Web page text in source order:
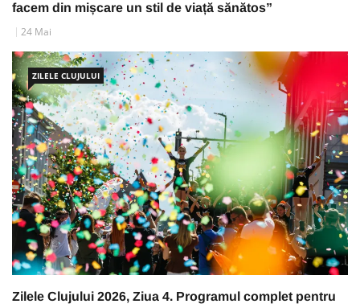
facem din mișcare un stil de viață sănătos”
24 Mai
ZILELE CLUJULUI
Zilele Clujului 2026, Ziua 4. Programul complet pentru